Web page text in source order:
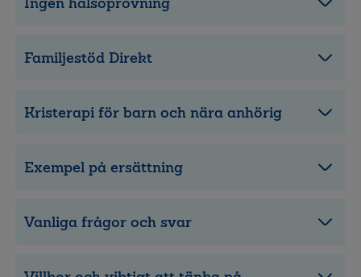
Familjestöd Direkt
Kristerapi för barn och nära anhörig
Exempel på ersättning
Vanliga frågor och svar